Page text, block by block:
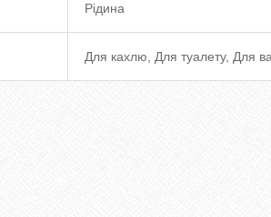
Рідина
Для кахлю, Для туалету, Для